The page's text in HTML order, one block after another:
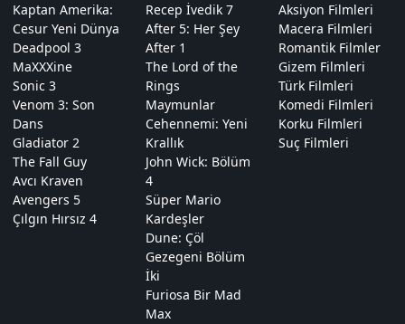
Kaptan Amerika:
Cesur Yeni Dünya
Deadpool 3
MaXXXine
Sonic 3
Venom 3: Son
Dans
Gladiator 2
The Fall Guy
Avcı Kraven
Avengers 5
Çılgın Hırsız 4
Recep İvedik 7
After 5: Her Şey
After 1
The Lord of the
Rings
Maymunlar
Cehennemi: Yeni
Krallık
John Wick: Bölüm
4
Süper Mario
Kardeşler
Dune: Çöl
Gezegeni Bölüm
İki
Furiosa Bir Mad
Max
Aksiyon Filmleri
Macera Filmleri
Romantik Filmler
Gizem Filmleri
Türk Filmleri
Komedi Filmleri
Korku Filmleri
Suç Filmleri